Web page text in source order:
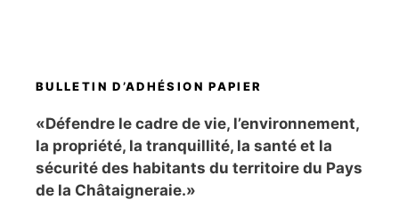
BULLETIN D’ADHÉSION PAPIER
«Défendre le cadre de vie, l’environnement,
la propriété, la tranquillité, la santé et la
sécurité des habitants du territoire du Pays
de la Châtaigneraie.»